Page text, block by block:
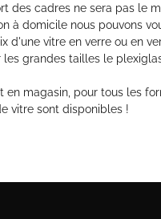
des cadres ne sera pas le
à domicile nous pouvons
d'une vitre en verre ou en
les grandes tailles le
en magasin, pour tous les
vitre sont disponibles !